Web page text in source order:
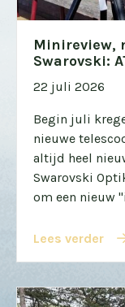
Minireview,
Swarovski:
22 juli 2026
Begin juli
nieuwe
altijd heel
Swarovski
om een nieuw
Lees verder